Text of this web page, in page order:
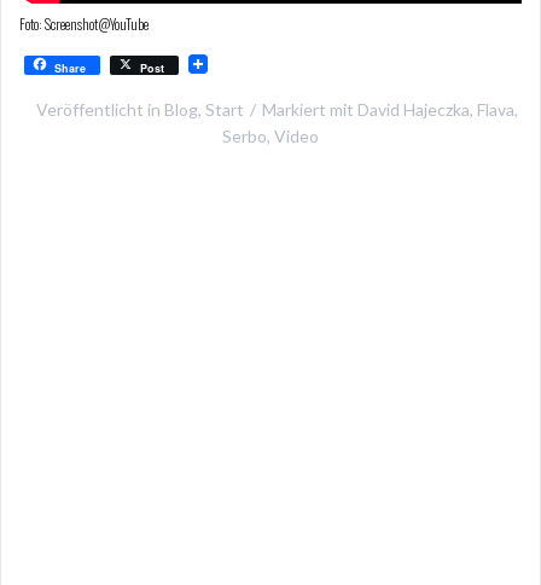
Foto: Screenshot@YouTube
Share Post
Veröffentlicht in Blog, Start Markiert mit David Hajeczka, Flava,
Serbo, Video